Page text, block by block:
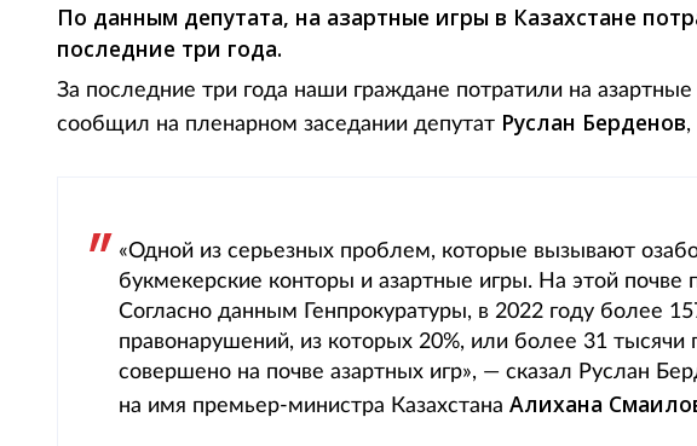
По данным депутата, на азартные игры в Казахстане
последние три года.
За последние три года наши граждане потратили на
сообщил на пленарном заседании депутат Руслан Берденов,
«Одной из серьезных проблем, которые вызывают
букмекерские конторы и азартные игры. На этой почве
Согласно данным Генпрокуратуры, в 2022 году более
правонарушений, из которых 20%, или более 31
совершено на почве азартных игр», — сказал Руслан
на имя премьер-министра Казахстана Алихана